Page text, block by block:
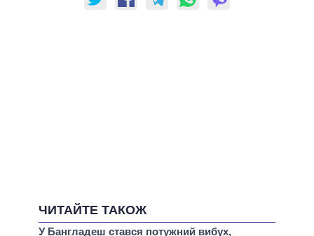
ЧИТАЙТЕ ТАКОЖ
У Бангладеш стався потужний вибух,